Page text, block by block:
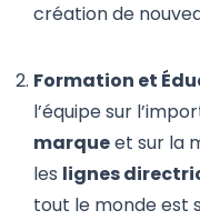
création de
Formation et
l’équipe sur
marqueet sur la
les lignes
tout le monde est